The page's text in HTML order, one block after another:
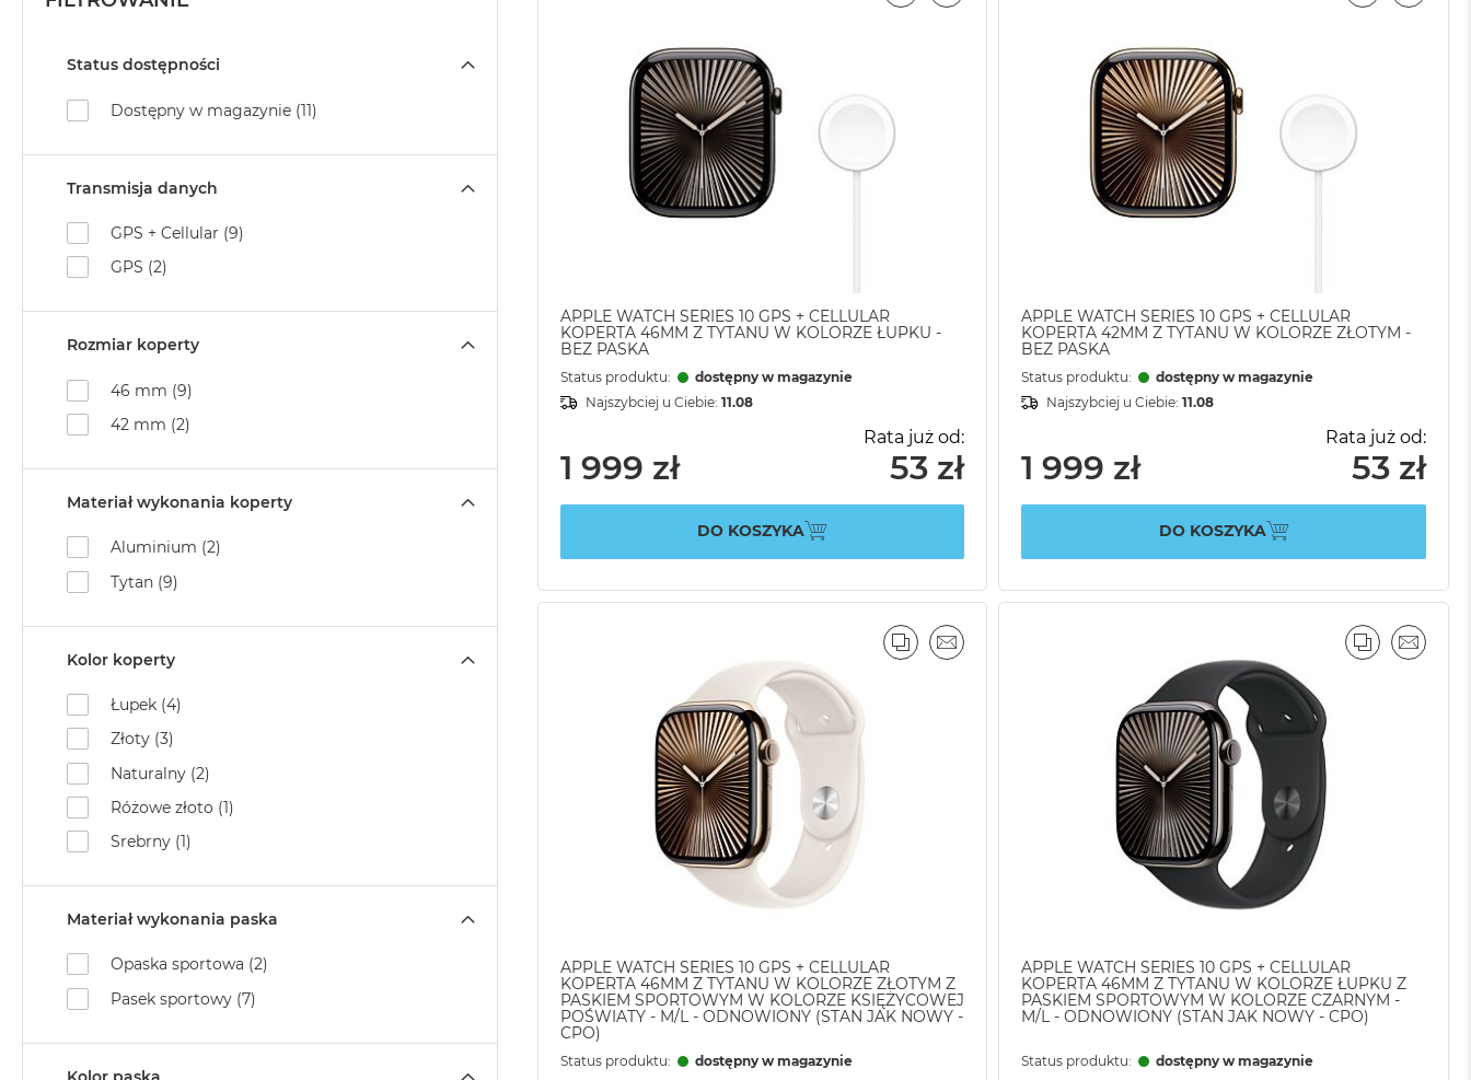
APPLE WATCH SERIES 10 GPS + CELLULAR
KOPERTA 46MM Z TYTANU W KOLORZE ŁUPKU -
BEZ PASKA
Status produktu:
dostępny w magazynie
Najszybciej u Ciebie: 11.08
1 999 zł
Rata już od:
53 zł
DO KOSZYKA
APPLE WATCH SERIES 10 GPS + CELLULAR
KOPERTA 42MM Z TYTANU W KOLORZE ZŁOTYM -
BEZ PASKA
Status produktu:
dostępny w magazynie
Najszybciej u Ciebie:11.08
1 999 zł
Rata już od:
53 zł
DO KOSZYKA
APPLE WATCH SERIES 10 GPS + CELLULAR
KOPERTA 46MM Z TYTANU W KOLORZE ZŁOTYM Z
PASKIEM SPORTOWYM W KOLORZE KSIĘŻYCOWEJ
POŚWIATY - M/L - ODNOWIONY (STAN JAK NOWY -
CPO)
Status produktu:
dostępny w magazynie
PORÓWNAJ
EMAIL
APPLE WATCH SERIES 10 GPS + CELLULAR
KOPERTA 46MM Z TYTANU W KOLORZE ŁUPKU Z
PASKIEM SPORTOWYM W KOLORZE CZARNYM -
M/L - ODNOWIONY (STAN JAK NOWY - CPO)
Status produktu:
dostępny w magazynie
PORÓWNAJ
EMAIL
Status dostępności
Dostępny w magazynie (11)
Transmisja danych
GPS + Cellular (9)
GPS (2)
Rozmiar koperty
46 mm (9)
42 mm (2)
Materiał wykonania koperty
Aluminium (2)
Tytan (9)
Kolor koperty
Łupek (4)
Złoty (3)
Naturalny (2)
Różowe złoto (1)
Srebrny (1)
Materiał wykonania paska
Opaska sportowa (2)
Pasek sportowy (7)